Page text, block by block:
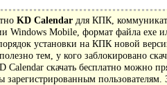
KD Calendar для КПК,
Windows Mobile, формат файла exe
установки на КПК новой
тем, у кого заблокировано
скачать бесплатно можно